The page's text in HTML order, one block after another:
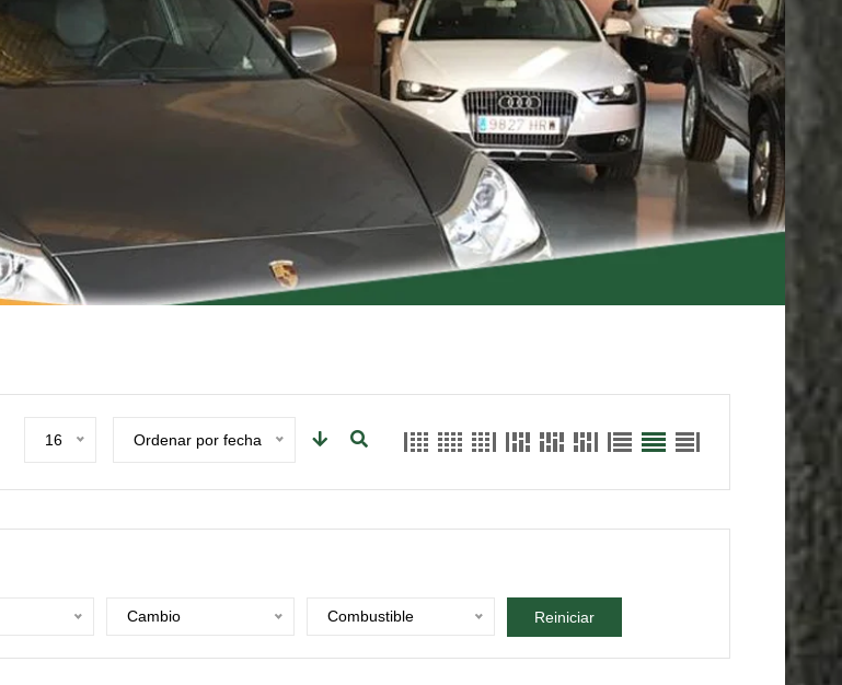
16 Ordenar por fecha
Cambio Combustible Reiniciar